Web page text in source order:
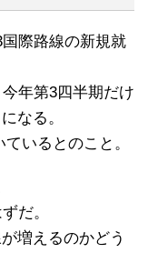
際路線の新規就
年第3四半期だけ
なる。
いるとのこと。
だ。
増えるのかどう